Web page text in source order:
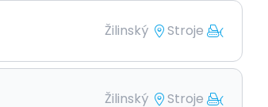
Žilinský Stroje
Žilinský Stroje